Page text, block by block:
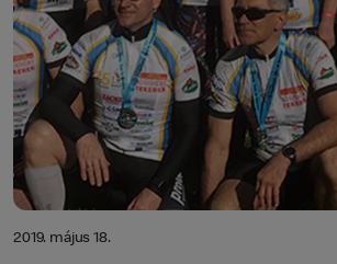
2019. május 18.